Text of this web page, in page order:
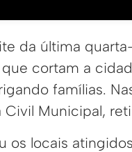
da última
cortam a
famílias.
Municipal,
os locais